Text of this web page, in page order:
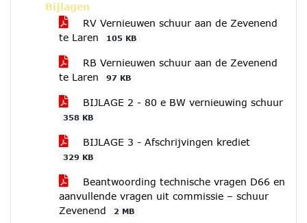
Bijlagen
RV Vernieuwen schuur aan de Zevenend
te Laren
105 KB
RB Vernieuwen schuur aan de Zevenend
te Laren
97 KB
BIJLAGE 2 - 80 e BW vernieuwing schuur
358 KB
BIJLAGE 3 - Afschrijvingen krediet
329 KB
Beantwoording technische vragen D66 en
aanvullende vragen uit commissie – schuur
Zevenend
2 MB